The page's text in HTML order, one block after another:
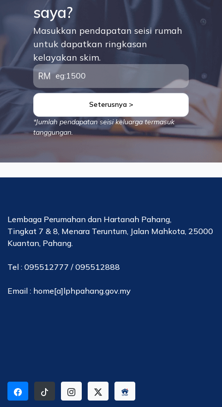
saya?
Masukkan pendapatan seisi rumah
untuk dapatkan ringkasan
kelayakan skim.
Seterusnya >
*Jumlah pendapatan seisi keluarga termasuk
tanggungan.
Lembaga Perumahan dan Hartanah Pahang,
Tingkat 7 & 8, Menara Teruntum, Jalan Mahkota, 25000
Kuantan, Pahang.
Tel : 095512777 / 095512888
Email : home[a]lphpahang.gov.my